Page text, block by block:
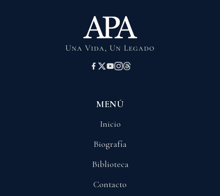
Una Vida, Un Legado
MENÚ
Inicio
Biografía
Biblioteca
Contacto